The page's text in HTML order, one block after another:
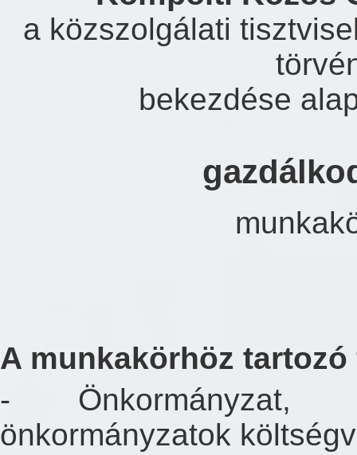
a közszolgálati
bekezdése
A munkakörhöz
- Önkormányzat,
önkormányzatok